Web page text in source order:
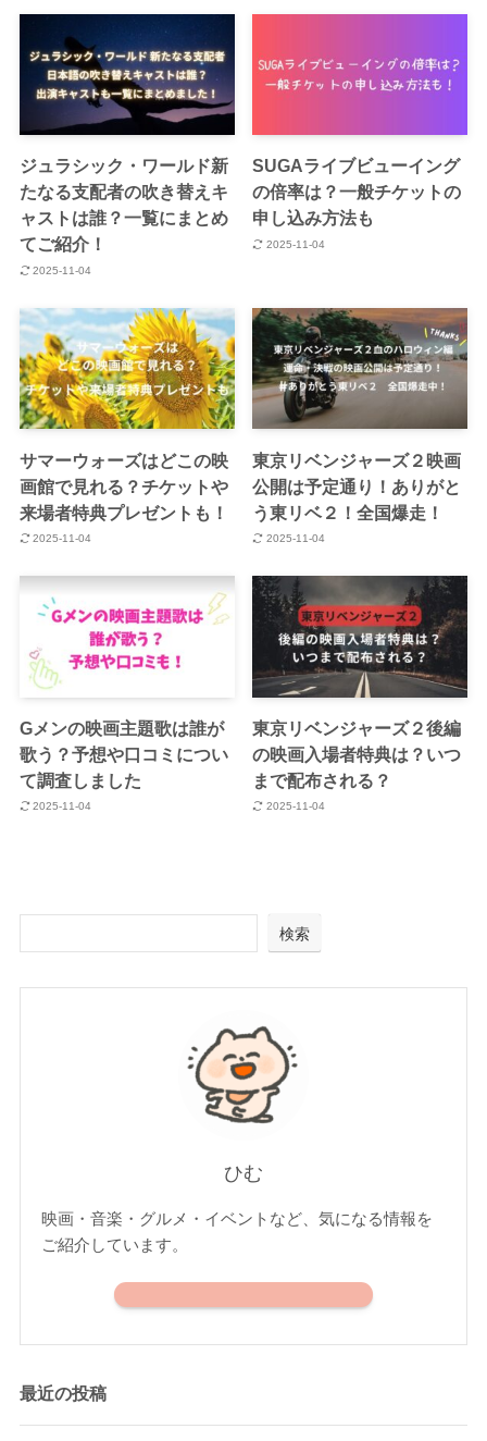
ジュラシック・ワールド新
たなる支配者の吹き替えキ
ャストは誰？一覧にまとめ
てご紹介！
2025-11-04
SUGAライブビューイング
の倍率は？一般チケットの
申し込み方法も
2025-11-04
サマーウォーズはどこの映
画館で見れる？チケットや
来場者特典プレゼントも！
2025-11-04
東京リベンジャーズ２映画
公開は予定通り！ありがと
う東リベ２！全国爆走！
2025-11-04
Gメンの映画主題歌は誰が
歌う？予想や口コミについ
て調査しました
2025-11-04
東京リベンジャーズ２後編
の映画入場者特典は？いつ
まで配布される？
2025-11-04
検索
ひむ
映画・音楽・グルメ・イベントなど、気になる情報を
ご紹介しています。
最近の投稿